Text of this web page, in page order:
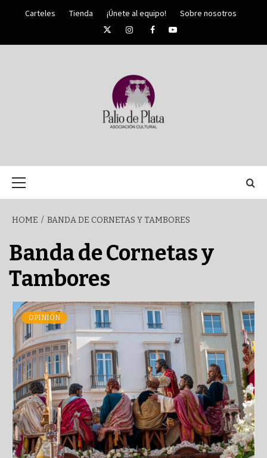
Carteles Tienda ¡Únete al equipo!
Sobre nosotros
TwitterInstagramFacebookYouTube
SEMANA
SANTA DE
MÁLAGA
HOME BANDA DE CORNETAS Y TAMBORES
Banda de Cornetas y
Tambores
OPINIÓN